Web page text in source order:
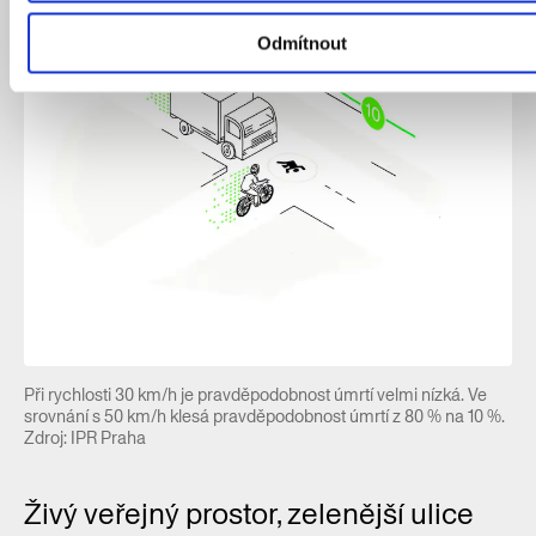
Odmítnout
Při rychlosti 30 km/h je pravděpodobnost úmrtí velmi nízká. Ve
srovnání s 50 km/h klesá pravděpodobnost úmrtí z 80 % na 10 %.
Zdroj: IPR Praha
Živý veřejný prostor, zelenější ulice